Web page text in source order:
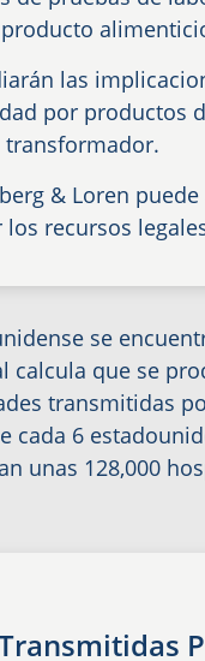
las
por productos
transformador.
& Loren puede
recursos
se
calcula que se
transmitidas
cada 6
unas 128,000